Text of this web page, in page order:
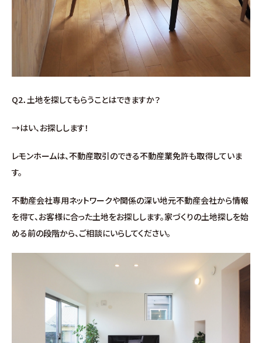
∟土地分譲
不動産管理 売買・賃貸仲介
企業情報・アクセス
∟レモンホームの取り組み
お問い合わせ
∟総合お問い合わせ
∟資料請求
∟来場予約
Q2．土地を探してもらうことはできますか？
→はい、お探しします！
レモンホームは、不動産取引のできる不動産業免許も取得していま
す。
不動産会社専用ネットワークや関係の深い地元不動産会社から情報
を得て、お客様に合った土地をお探しします。家づくりの土地探しを始
める前の段階から、ご相談にいらしてください。